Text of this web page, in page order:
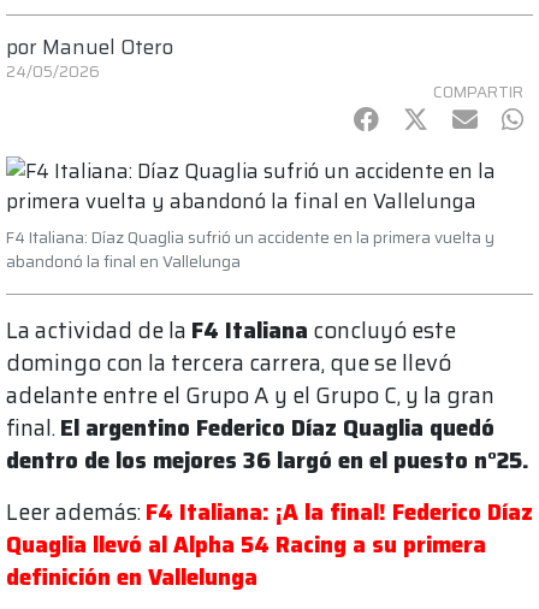
por Manuel Otero
24/05/2026
COMPARTIR
Facebook
Twitter
mail
F4 Italiana: Díaz Quaglia sufrió un accidente en la primera vuelta y
abandonó la final en Vallelunga
La actividad de la F4 Italiana concluyó este
domingo con la tercera carrera, que se llevó
adelante entre el Grupo A y el Grupo C, y la gran
final.El argentino Federico Díaz Quaglia quedó
dentro de los mejores 36 largó en el puesto n°25.
Leer además:F4 Italiana: ¡A la final! Federico Díaz
Quaglia llevó al Alpha 54 Racing a su primera
definición en Vallelunga